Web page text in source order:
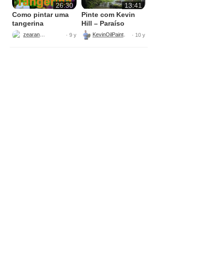
26:30
Como pintar uma
tangerina
· 9 y
13:41
Pinte com Kevin
Hill – Paraíso
Escondido –
Pintura em Tela
KevinOilPainting · 10 y